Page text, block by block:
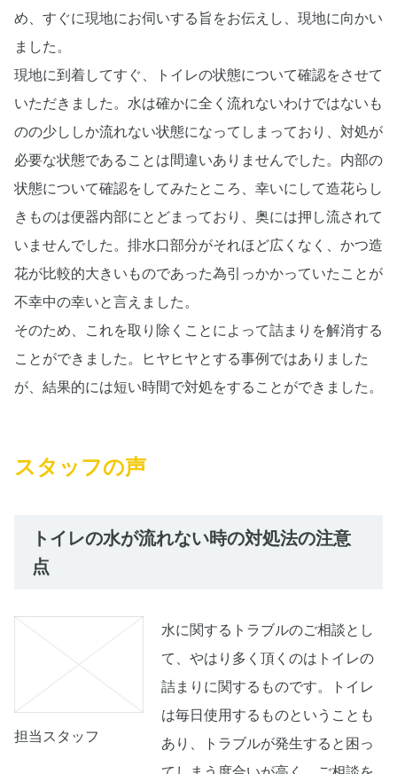
め、すぐに現地にお伺いする旨をお伝えし、現地に向かい
ました。
現地に到着してすぐ、トイレの状態について確認をさせて
いただきました。水は確かに全く流れないわけではないも
のの少ししか流れない状態になってしまっており、対処が
必要な状態であることは間違いありませんでした。内部の
状態について確認をしてみたところ、幸いにして造花らし
きものは便器内部にとどまっており、奥には押し流されて
いませんでした。排水口部分がそれほど広くなく、かつ造
花が比較的大きいものであった為引っかかっていたことが
不幸中の幸いと言えました。
そのため、これを取り除くことによって詰まりを解消する
ことができました。ヒヤヒヤとする事例ではありました
が、結果的には短い時間で対処をすることができました。
スタッフの声
トイレの水が流れない時の対処法の注意
点
水に関するトラブルのご相談とし
て、やはり多く頂くのはトイレの
詰まりに関するものです。トイレ
は毎日使用するものということも
あり、トラブルが発生すると困っ
担当スタッフ